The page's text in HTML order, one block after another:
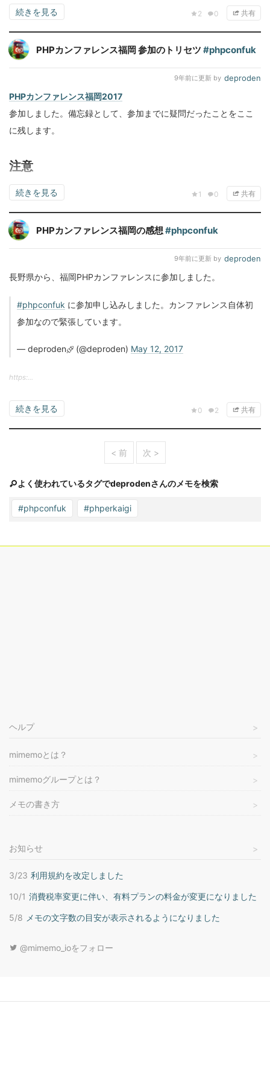
2 0 共有
続きを見る
PHPカンファレンス福岡 参加のトリセツ #phpconfuk
9年前に更新 by deproden
1 0 共有
PHPカンファレンス福岡2017
参加しました。備忘録として、参加までに疑問だったことをここ
に残します。
注意
続きを見る
PHPカンファレンス福岡の感想#phpconfuk
9年前に更新 by deproden
0 2 共有
長野県から、福岡PHPカンファレンスに参加しました。
#phpconfuk に参加申し込みしました。カンファレンス自体初
参加なので緊張しています。
— deproden🍢 (@deproden) May 12, 2017
https:...
続きを見る
< 前 次 >
よく使われているタグでdeprodenさんのメモを検索
#phpconfuk #phperkaigi
ヘルプ
mimemoとは？
mimemoグループとは？
メモの書き方
お知らせ
3/23 利用規約を改定しました
10/1 消費税率変更に伴い、有料プランの料金が変更になりました
5/8 メモの文字数の目安が表示されるようになりました
@mimemo_ioをフォロー